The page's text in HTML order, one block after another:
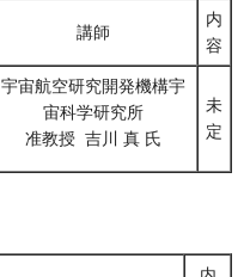
講師
内
容
宇宙航空研究開発機構宇
宙科学研究所
准教授 吉川 真 氏
未
定